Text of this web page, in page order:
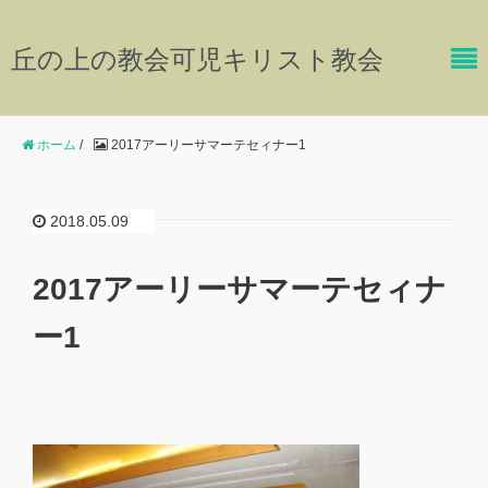
丘の上の教会可児キリスト教会
ホーム / 2017アーリーサマーテセィナー1
2018.05.09
2017アーリーサマーテセィナ
ー1